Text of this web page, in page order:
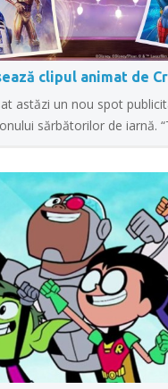
clipul animat de
astăzi un nou spot
sărbătorilor de iarnă.